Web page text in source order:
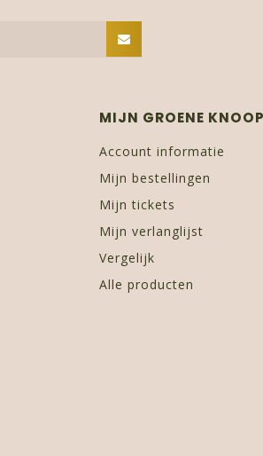
MIJN GROENE
Account informatie
Mijn bestellingen
Mijn tickets
Mijn verlanglijst
Vergelijk
Alle producten